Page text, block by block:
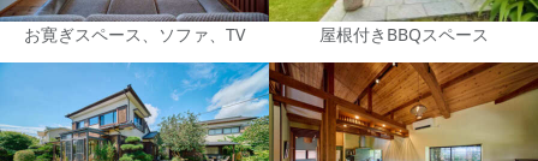
お寛ぎスペース、ソファ、TV 屋根付きBBQスペース